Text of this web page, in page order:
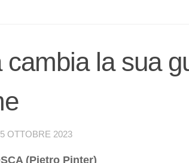
cambia la sua
5 OTTOBRE 2023
(Pietro Pinter)